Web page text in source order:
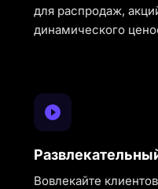
для распродаж,
динамического
Вовлекайте